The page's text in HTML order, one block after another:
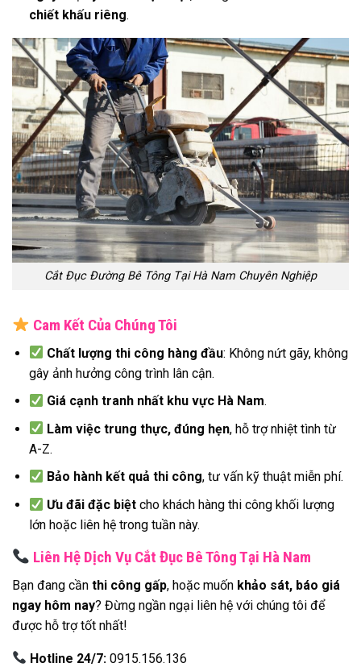
chiết khấu riêng.
Cắt Đục Đường Bê Tông Tại Hà Nam Chuyên Nghiệp
Cam Kết Của Chúng Tôi
Chất lượng thi công hàng đầu: Không nứt gãy, không
gây ảnh hưởng công trình lân cận.
Giá cạnh tranh nhất khu vực Hà Nam.
Làm việc trung thực, đúng hẹn, hỗ trợ nhiệt tình từ
A-Z.
Bảo hành kết quả thi công, tư vấn kỹ thuật miễn phí.
Ưu đãi đặc biệt cho khách hàng thi công khối lượng
lớn hoặc liên hệ trong tuần này.
Liên Hệ Dịch Vụ Cắt Đục Bê Tông Tại Hà Nam
Bạn đang cần thi công gấp, hoặc muốn khảo sát, báo giá
ngay hôm nay? Đừng ngần ngại liên hệ với chúng tôi để
được hỗ trợ tốt nhất!
Hotline 24/7: 0915.156.136